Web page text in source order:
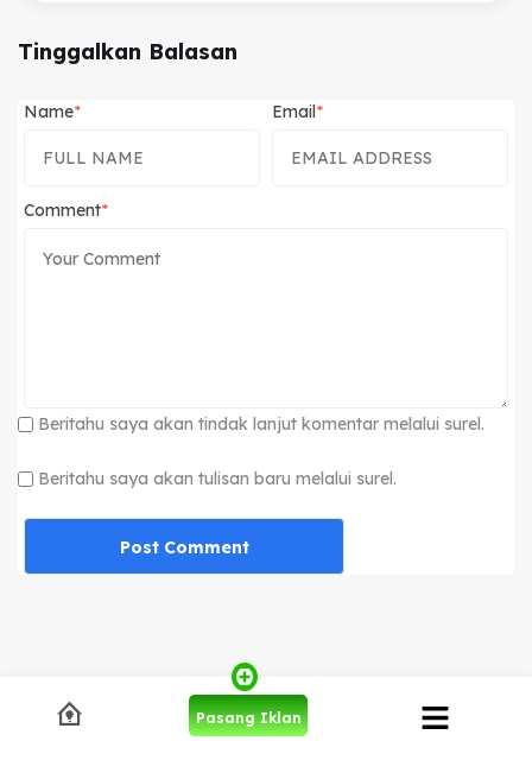
Tinggalkan Balasan
Name Email
Comment
Beritahu saya akan tindak lanjut komentar melalui surel.
Beritahu saya akan tulisan baru melalui surel.
Pasang Iklan